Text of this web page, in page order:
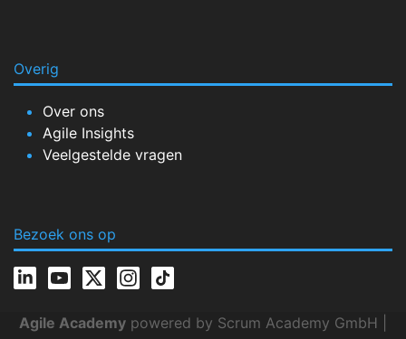
Overig
Over ons
Agile Insights
Veelgestelde vragen
Bezoek ons op
Agile Academy powered by Scrum Academy GmbH |